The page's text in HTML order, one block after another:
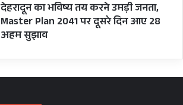
देहरादून का भविष्य तय करने उमड़ी जनता,
Master Plan 2041 पर दूसरे दिन आए 28
अहम सुझाव